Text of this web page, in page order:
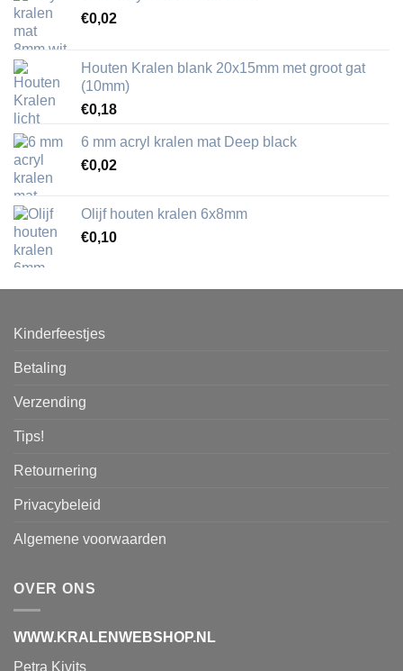
€0,02
Houten Kralen blank 20x15mm met groot gat
(10mm)
€0,18
6 mm acryl kralen mat Deep black
€0,02
Olijf houten kralen 6x8mm
€0,10
Kinderfeestjes
Betaling
Verzending
Tips!
Retournering
Privacybeleid
Algemene voorwaarden
OVER ONS
WWW.KRALENWEBSHOP.NL
Petra Kivits